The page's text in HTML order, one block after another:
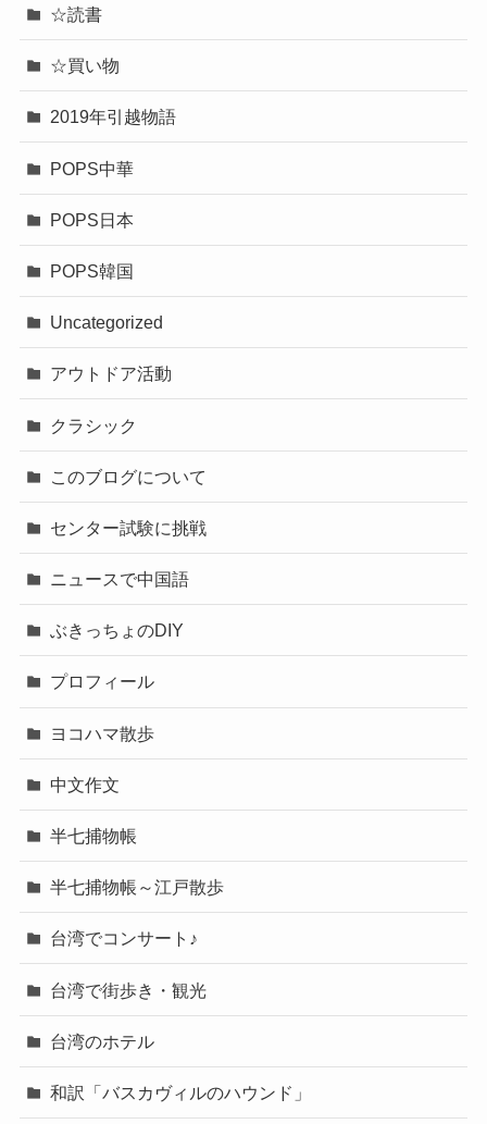
☆読書
☆買い物
2019年引越物語
POPS中華
POPS日本
POPS韓国
Uncategorized
アウトドア活動
クラシック
このブログについて
センター試験に挑戦
ニュースで中国語
ぶきっちょのDIY
プロフィール
ヨコハマ散歩
中文作文
半七捕物帳
半七捕物帳～江戸散歩
台湾でコンサート♪
台湾で街歩き・観光
台湾のホテル
和訳「バスカヴィルのハウンド」